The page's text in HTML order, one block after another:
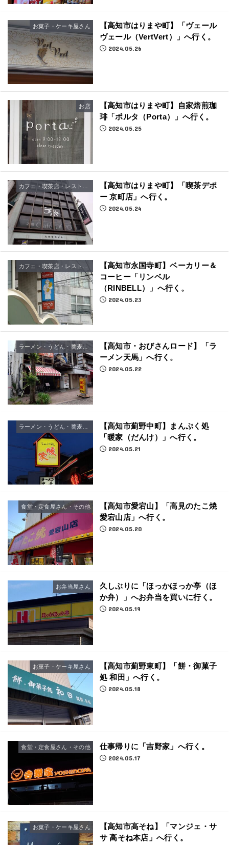
お菓子・ケーキ屋さん
【高知市はりまや町】「ヴェール
ヴェール（VertVert）」へ行く。
2024.05.26
お店
【高知市はりまや町】自家焙煎珈
琲「ポルタ（Porta）」へ行く。
2024.05.25
【高知市はりまや町】「喫茶デポ
ー 京町店」へ行く。
2024.05.24
【高知市永国寺町】ベーカリー＆
コーヒー「リンベル
（RINBELL）」へ行く。
2024.05.23
ラーメン・うどん・蕎麦屋さん
【高知市・おびさんロード】「ラ
ーメン天馬」へ行く。
2024.05.22
【高知市薊野中町】まんぷく処
「暖家（だんけ）」へ行く。
2024.05.21
食堂・定食屋さん・その他
【高知市愛宕山】「高見のたこ焼
愛宕山店」へ行く。
2024.05.20
お弁当屋さん
久しぶりに「ほっかほっか亭（ほ
か弁）」へお弁当を買いに行く。
2024.05.19
お菓子・ケーキ屋さん
【高知市薊野東町】「餅・御菓子
処 和田」へ行く。
2024.05.18
食堂・定食屋さん・その他 仕事帰りに「吉野家」へ行く。
2024.05.17
お菓子・ケーキ屋さん
【高知市高そね】「マンジェ・サ
サ 高そね本店」へ行く。